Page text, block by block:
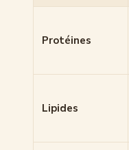
Protéines
Lipides